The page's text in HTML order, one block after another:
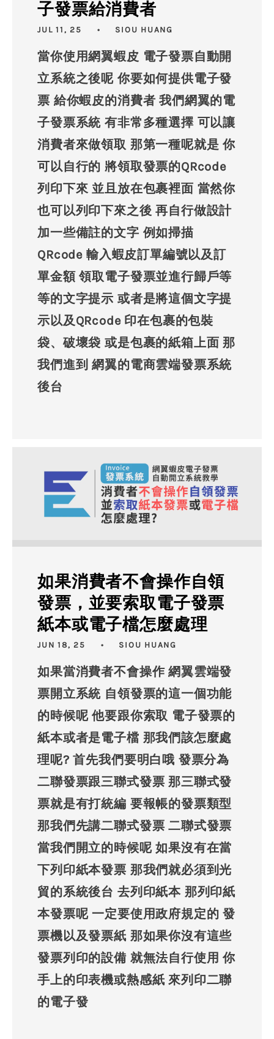
子發票給消費者
JUL 11, 25 SIOU HUANG
當你使用網翼蝦皮 電子發票自動開
立系統之後呢 你要如何提供電子發
票 給你蝦皮的消費者 我們網翼的電
子發票系統 有非常多種選擇 可以讓
消費者來做領取 那第一種呢就是 你
可以自行的 將領取發票的QRcode
列印下來 並且放在包裹裡面 當然你
也可以列印下來之後 再自行做設計
加一些備註的文字 例如掃描
QRcode 輸入蝦皮訂單編號以及訂
單金額 領取電子發票並進行歸戶等
等的文字提示 或者是將這個文字提
示以及QRcode 印在包裹的包裝
袋、破壞袋 或是包裹的紙箱上面 那
我們進到 網翼的電商雲端發票系統
後台
如果消費者不會操作自領
發票，並要索取電子發票
紙本或電子檔怎麼處理
JUN 18, 25 SIOU HUANG
如果當消費者不會操作 網翼雲端發
票開立系統 自領發票的這一個功能
的時候呢 他要跟你索取 電子發票的
紙本或者是電子檔 那我們該怎麼處
理呢? 首先我們要明白哦 發票分為
二聯發票跟三聯式發票 那三聯式發
票就是有打統編 要報帳的發票類型
那我們先講二聯式發票 二聯式發票
當我們開立的時候呢 如果沒有在當
下列印紙本發票 那我們就必須到光
貿的系統後台 去列印紙本 那列印紙
本發票呢 一定要使用政府規定的 發
票機以及發票紙 那如果你沒有這些
發票列印的設備 就無法自行使用 你
手上的印表機或熱感紙 來列印二聯
的電子發